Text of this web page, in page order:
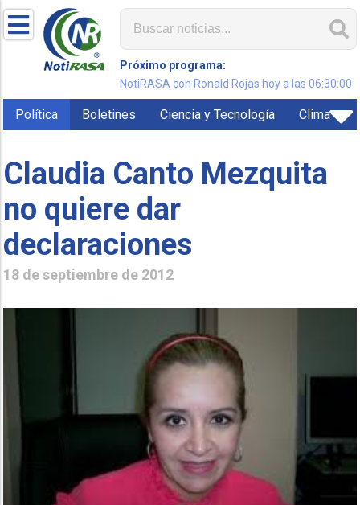
Próximo programa:
NotiRASA con Ronald Rojas hoy a las 06:30:00
Política Boletines Ciencia y Tecnología Clima
Claudia Canto Mezquita
no quiere dar
declaraciones
18 de septiembre de 2012